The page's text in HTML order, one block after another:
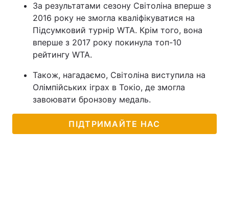
За результатами сезону Світоліна вперше з
2016 року не змогла кваліфікуватися на
Підсумковий турнір WTA. Крім того, вона
вперше з 2017 року покинула топ-10
рейтингу WTA.
Також, нагадаємо, Світоліна виступила на
Олімпійських іграх в Токіо, де змогла
завоювати бронзову медаль.
ПІДТРИМАЙТЕ НАС